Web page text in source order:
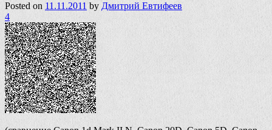
Posted on 11.11.2011 by Дмитрий Евтифеев
4